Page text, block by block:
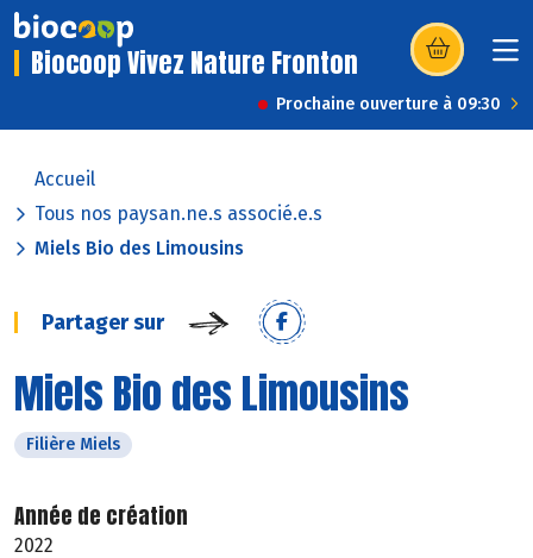
Biocoop Vivez Nature Fronton (s’ouvre dans
Prochaine ouverture à 09:30
Accueil
Tous nos paysan.ne.s associé.e.s
Miels Bio des Limousins
Partager sur
Miels Bio des Limousins
Filière Miels
Année de création
2022